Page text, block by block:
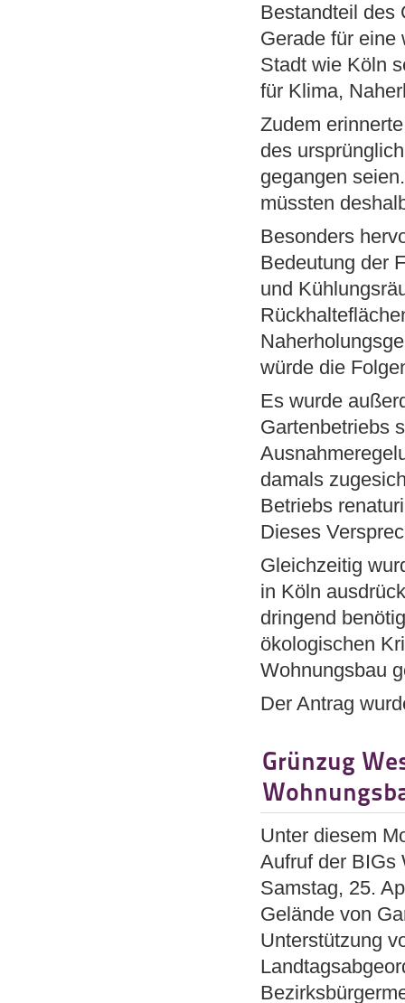
Bestandteil des
Gerade für eine
Stadt wie Köln
für Klima,
Zudem
des
gegangen
müssten
Besonders
Bedeutung der
und
würde die
Es wurde
Gartenbetriebs
damals
Betriebs
Dieses
Gleichzeitig
in Köln
dringend
ökologischen
Wohnungsbau
Der Antrag
Grünzug
Unter diesem
Aufruf der BIGs
Samstag, 25.
Gelände von
Unterstützung